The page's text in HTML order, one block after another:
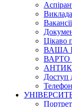
Вакансії
Цікаво
ВАША
ВАРТО
Доступ